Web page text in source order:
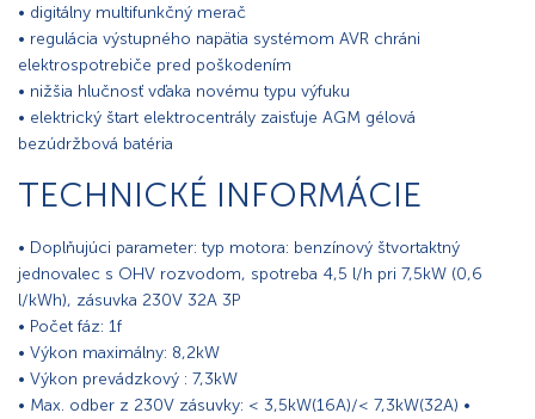
• digitálny multifunkčný merač
• regulácia výstupného napätia systémom AVR chráni
elektrospotrebiče pred poškodením
• nižšia hlučnosť vďaka novému typu výfuku
• elektrický štart elektrocentrály zaisťuje AGM gélová
bezúdržbová batéria
TECHNICKÉ INFORMÁCIE
• Doplňujúci parameter: typ motora: benzínový štvortaktný
jednovalec s OHV rozvodom, spotreba 4,5 l/h pri 7,5kW (0,6
l/kWh), zásuvka 230V 32A 3P
• Počet fáz: 1f
• Výkon maximálny: 8,2kW
• Výkon prevádzkový : 7,3kW
• Max. odber z 230V zásuvky: < 3,5kW(16A)/< 7,3kW(32A) •